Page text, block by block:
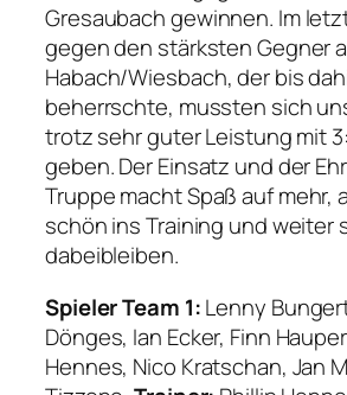
Gresaubach gewinnen. Im
gegen den stärksten Gegner
Habach/Wiesbach, der bis
beherrschte, mussten sich
trotz sehr guter Leistung mit
geben. Der Einsatz und der
Truppe macht Spaß auf mehr,
schön ins Training und weiter
dabeibleiben.
Spieler Team 1:Lenny
Dönges, Ian Ecker, Finn
Hennes, Nico Kratschan, Jan